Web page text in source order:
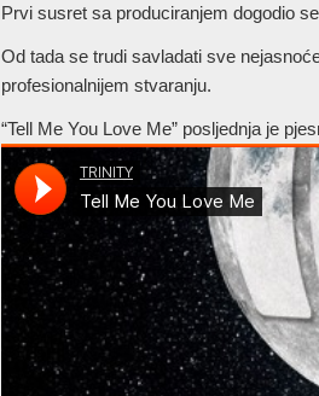
Prvi susret sa produciranjem dogodio
Od tada se trudi savladati sve
profesionalnijem stvaranju.
“Tell Me You Love Me” posljednja je